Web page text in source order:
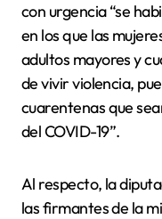
con urgencia “se
en los que las
adultos mayores y
de vivir violencia,
cuarentenas que
del COVID-19”.
Al respecto, la
las firmantes de la